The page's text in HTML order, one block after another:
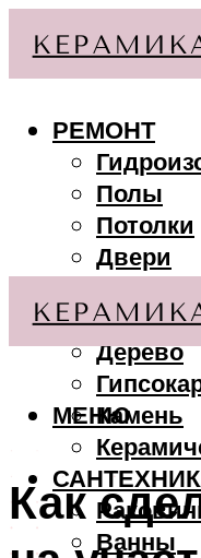
РЕМОНТ
Полы
Потолки
Двери
Дерево
Камень
Ванны
МЕНЮ
Как